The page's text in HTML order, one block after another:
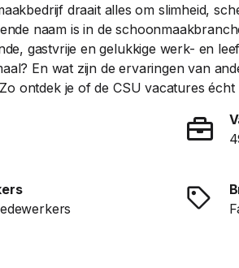
draait alles om slimheid,
naam is in de
gastvrije en gelukkige werk- en
En wat zijn de ervaringen van
ontdek je of de CSU vacatures écht